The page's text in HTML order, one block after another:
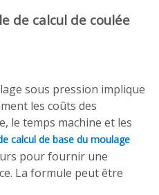
de calcul de coulée
sous pression implique
les coûts des
le temps machine et les
calcul de base du moulage
pour fournir une
La formule peut être